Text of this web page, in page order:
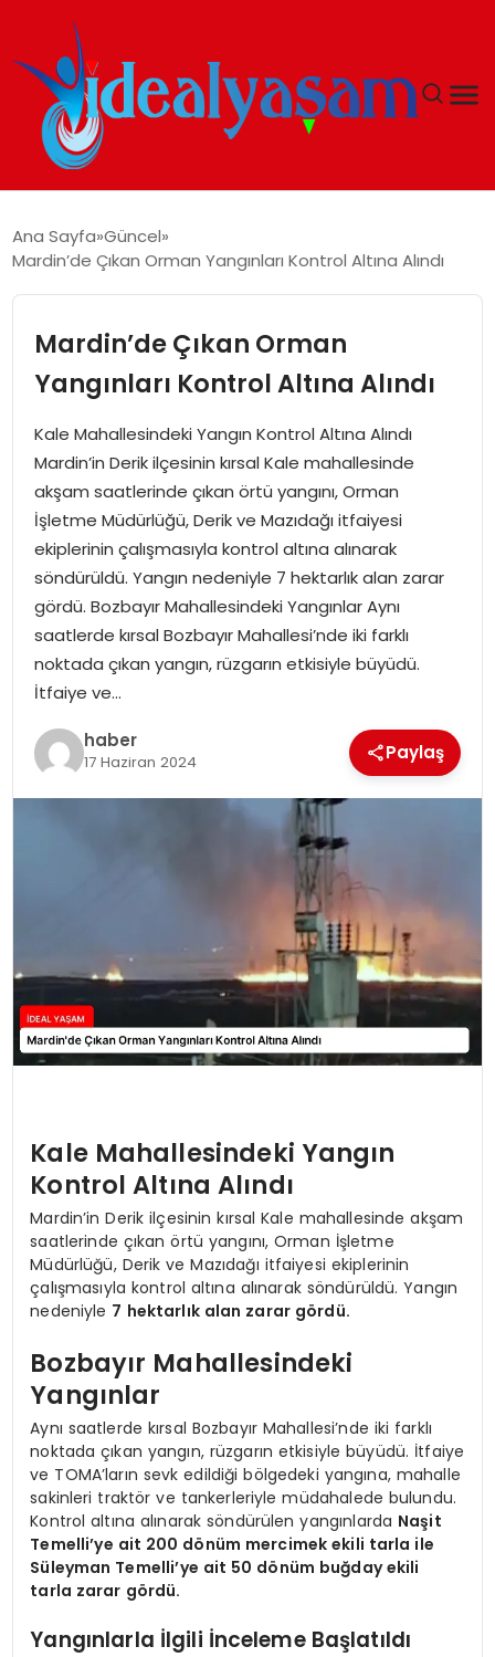
EKONOMI
İDEAL YAŞAM
İDEAL SPOR
YAŞAM
MAGAZIN
SAĞLIK
SOSYAL HABER
Ana Sayfa Güncel
Mardin’de Çıkan Orman Yangınları Kontrol Altına Alındı
Mardin’de Çıkan Orman
Yangınları Kontrol Altına Alındı
Kale Mahallesindeki Yangın Kontrol Altına Alındı
Mardin’in Derik ilçesinin kırsal Kale mahallesinde
akşam saatlerinde çıkan örtü yangını, Orman
İşletme Müdürlüğü, Derik ve Mazıdağı itfaiyesi
ekiplerinin çalışmasıyla kontrol altına alınarak
söndürüldü. Yangın nedeniyle 7 hektarlık alan zarar
gördü. Bozbayır Mahallesindeki Yangınlar Aynı
saatlerde kırsal Bozbayır Mahallesi’nde iki farklı
noktada çıkan yangın, rüzgarın etkisiyle büyüdü.
İtfaiye ve…
haber
17 Haziran 2024 Paylaş
Kale Mahallesindeki Yangın
Kontrol Altına Alındı
Mardin’in Derik ilçesinin kırsal Kale mahallesinde akşam
saatlerinde çıkan örtü yangını, Orman İşletme
Müdürlüğü, Derik ve Mazıdağı itfaiyesi ekiplerinin
çalışmasıyla kontrol altına alınarak söndürüldü. Yangın
nedeniyle 7 hektarlık alan zarar gördü.
Bozbayır Mahallesindeki
Yangınlar
Aynı saatlerde kırsal Bozbayır Mahallesi’nde iki farklı
noktada çıkan yangın, rüzgarın etkisiyle büyüdü. İtfaiye
ve TOMA’ların sevk edildiği bölgedeki yangına, mahalle
sakinleri traktör ve tankerleriyle müdahalede bulundu.
Kontrol altına alınarak söndürülen yangınlarda Naşit
Temelli’ye ait 200 dönüm mercimek ekili tarla ile
Süleyman Temelli’ye ait 50 dönüm buğday ekili
tarla zarar gördü.
Yangınlarla İlgili İnceleme Başlatıldı